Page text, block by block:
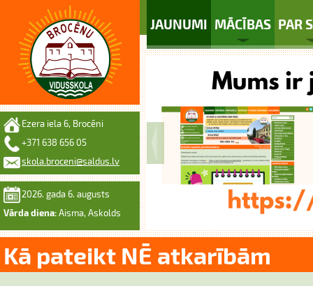
JAUNUMI MĀCĪBAS PAR
Ezera iela 6, Brocēni
+371 638 656 05
skola.broceni@saldus.lv
2026. gada 6. augusts
Vārda diena: Aisma, Askolds
Kā pateikt NĒ atkarībām